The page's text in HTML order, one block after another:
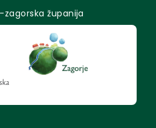
zagorska županija